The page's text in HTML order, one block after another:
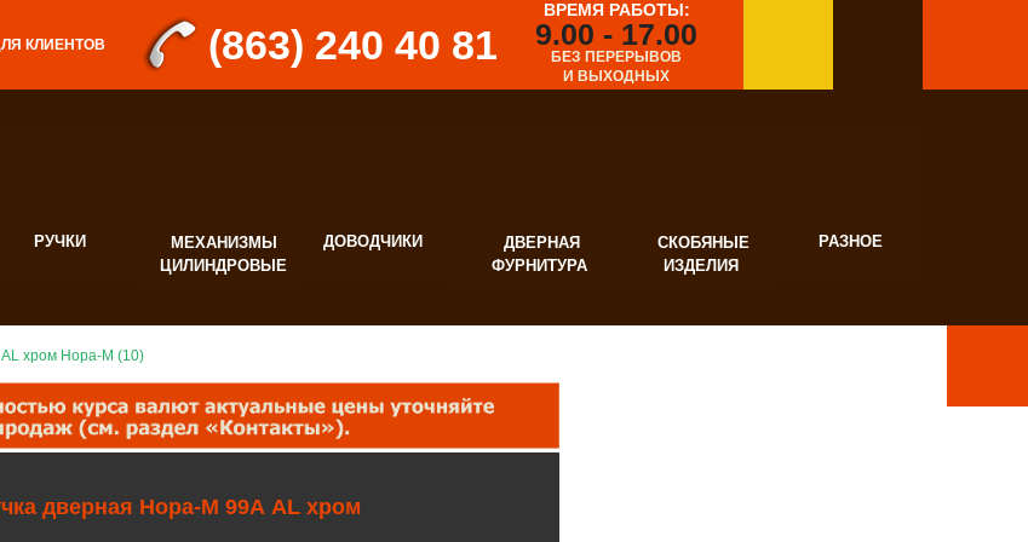
КЛИЕНТОВ
РУЧКИ
МЕХАНИЗМЫ
ЦИЛИНДРОВЫЕ
ДОВОДЧИКИ
ДВЕРНАЯ
ФУРНИТУРА
СКОБЯНЫЕ
ИЗДЕЛИЯ
РАЗНОЕ
(863) 240 40 81
ВРЕМЯ РАБОТЫ:
9.00 - 17.00
БЕЗ ПЕРЕРЫВОВ
И ВЫХОДНЫХ
AL хром Нора-М (10)
дверная Нора-М 99А AL хром